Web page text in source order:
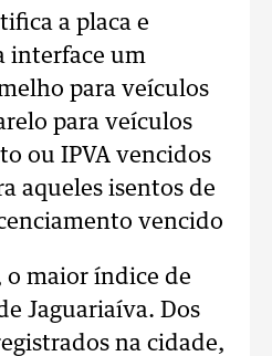
a placa e
interface um
para veículos
para veículos
ou IPVA vencidos
aqueles isentos de
vencido
o maior índice de
Jaguariaíva. Dos
na cidade,